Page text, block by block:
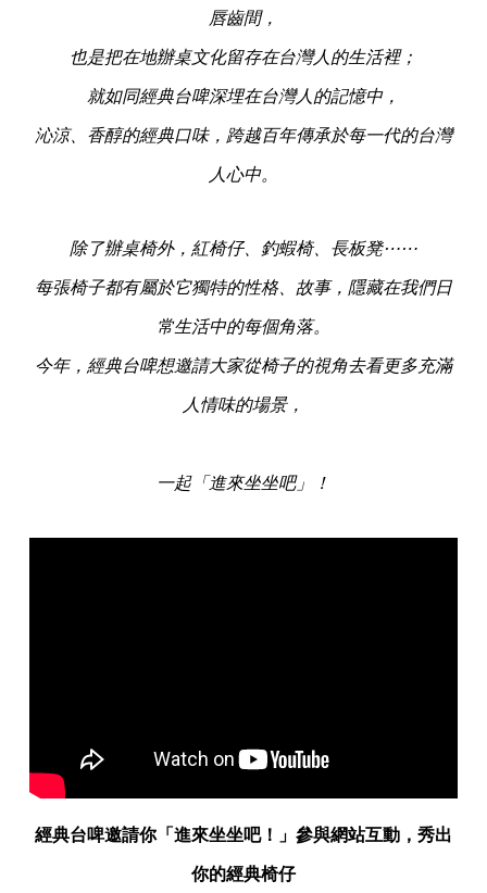
唇齒間，
也是把在地辦桌文化留存在台灣人的生活裡；
就如同經典台啤深埋在台灣人的記憶中，
沁涼、香醇的經典口味，跨越百年傳承於每一代的台灣
人心中。
除了辦桌椅外，紅椅仔、釣蝦椅、長板凳⋯⋯
每張椅子都有屬於它獨特的性格、故事，隱藏在我們日
常生活中的每個角落。
今年，經典台啤想邀請大家從椅子的視角去看更多充滿
人情味的場景，
一起「進來坐坐吧」！
經典台啤邀請你「進來坐坐吧！」參與網站互動，秀出
你的經典椅仔